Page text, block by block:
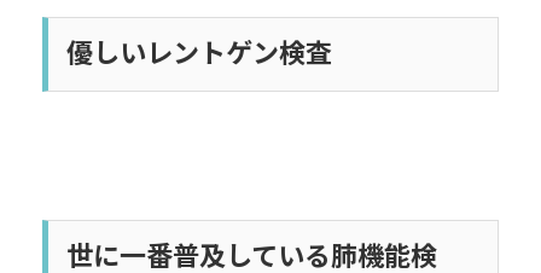
優しいレントゲン検査
世に一番普及している肺機能検